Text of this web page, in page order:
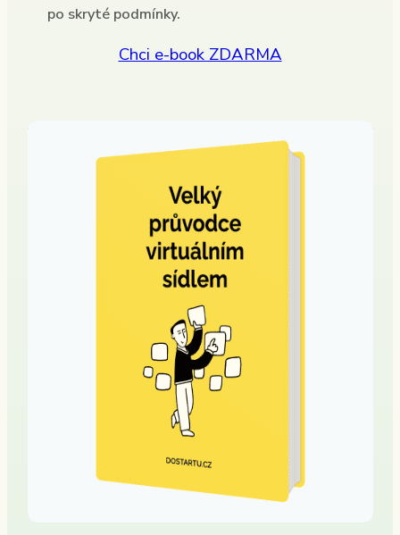
po skryté podmínky.
Chci e-book ZDARMA